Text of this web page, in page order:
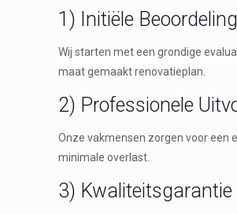
1) Initiële Beoordeling
Wij starten met een grondige
maat gemaakt renovatieplan.
2) Professionele
Onze vakmensen zorgen voor een
minimale overlast.
3) Kwaliteitsgarantie